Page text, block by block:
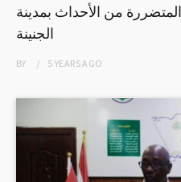
من الأحداث بمدينة
الجنينة
BY 5 YEARSAGO